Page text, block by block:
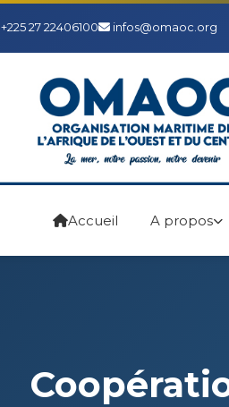
+225 27 22406100 infos@omaoc.org
Accueil A propos